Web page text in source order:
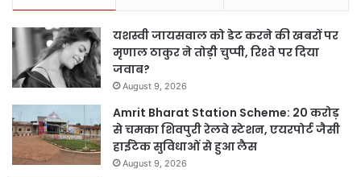
यशस्वी जायसवाल को डेट करने की खबरों पर
मृणाल ठाकुर ने तोड़ी चुप्पी, रिश्ते पर दिया
जवाब?
August 9, 2026
Amrit Bharat Station Scheme: 20 करोड़
से चमका शिवपुरी रेलवे स्टेशन, एयरपोर्ट जैसी
हाईटेक सुविधाओं से हुआ लैस
August 9, 2026